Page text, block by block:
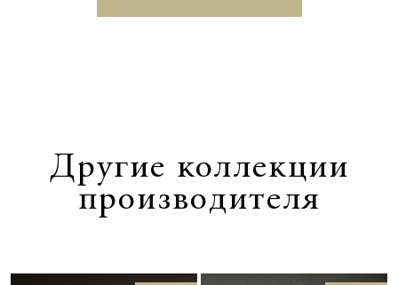
Другие коллекции
производителя